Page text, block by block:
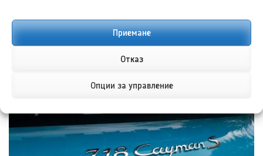
Приемане
Отказ
Опции за управление
Рено 4 E-Tech Иконик+ на дългосрочен тест
6 АВГ. 2026 ТЕОДОРА ИЛИЕВА